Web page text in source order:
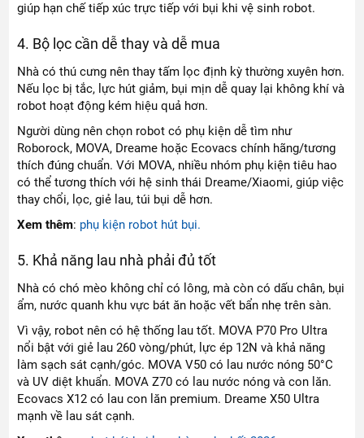
giúp hạn chế tiếp xúc trực tiếp với bụi khi vệ sinh robot.
4. Bộ lọc cần dễ thay và dễ mua
Nhà có thú cưng nên thay tấm lọc định kỳ thường xuyên hơn.
Nếu lọc bị tắc, lực hút giảm, bụi mịn dễ quay lại không khí và
robot hoạt động kém hiệu quả hơn.
Người dùng nên chọn robot có phụ kiện dễ tìm như
Roborock, MOVA, Dreame hoặc Ecovacs chính hãng/tương
thích đúng chuẩn. Với MOVA, nhiều nhóm phụ kiện tiêu hao
có thể tương thích với hệ sinh thái Dreame/Xiaomi, giúp việc
thay chổi, lọc, giẻ lau, túi bụi dễ hơn.
Xem thêm: phụ kiện robot hút bụi.
5. Khả năng lau nhà phải đủ tốt
Nhà có chó mèo không chỉ có lông, mà còn có dấu chân, bụi
ẩm, nước quanh khu vực bát ăn hoặc vết bẩn nhẹ trên sàn.
Vì vậy, robot nên có hệ thống lau tốt. MOVA P70 Pro Ultra
nổi bật với giẻ lau 260 vòng/phút, lực ép 12N và khả năng
làm sạch sát cạnh/góc. MOVA V50 có lau nước nóng 50°C
và UV diệt khuẩn. MOVA Z70 có lau nước nóng và con lăn.
Ecovacs X12 có lau con lăn premium. Dreame X50 Ultra
mạnh về lau sát cạnh.